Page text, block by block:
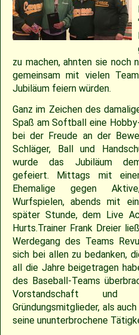
zu machen, ahnten sie noch
gemeinsam mit vielen
Jubiläum feiern würden.
Ganz im Zeichen des
Spaß am Softball eine
bei der Freude an der
Schläger, Ball und
wurde das Jubiläum
gefeiert. Mittags mit
Ehemalige gegen
Wurfspielen, abends mit
später Stunde, dem Live
Hurts.Trainer Frank Dreier
Werdegang des Teams
sich bei allen zu bedanken,
all die Jahre beigetragen
des Baseball-Teams
Vorstandschaft
Gründungsmitglieder, als
seine ununterbrochene
2018
2017
2016
2014
2013
2012
2011
2010
2009
2007
30.04.2022 –
21.05.2017 – Spiel
Sponsoring
Saison 2019
Saison 2018
Saison 2017
Saison 2015
Saison 2014
Saison 2013
Saison 2012
Saison 2011
Saison 2010
Saison 2009
Jugend Landesliga I
Slowpitch Softball RNL
Spielberichte 2025
Jugend Landesliga III
Slowpitch Softball RNL
Spielberichte 2024
Jugend Landesliga III
Spielberichte 2023
Cavemen-News 2023
Spielberichte 2022
Cavemen-News 2022
Cavemen-News 2013
Spielberichte 2012
Cavemen-News 2012